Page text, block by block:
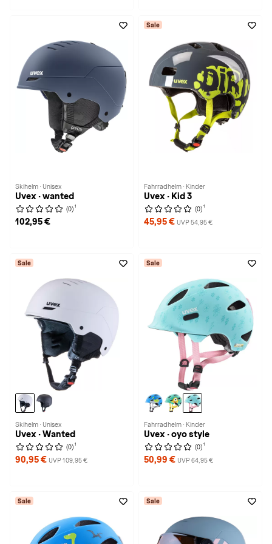
Skihelm · Unisex
Uvex · wanted
(0) 1
102,95 €
Sale
Fahrradhelm · Kinder
Uvex · Kid 3
(0) 1
45,95 € UVP 54,95 €
Sale
Skihelm · Unisex
Uvex · Wanted
(0) 1
90,95 € UVP 109,95 €
Sale
Fahrradhelm · Kinder
Uvex · oyo style
(0) 1
50,99 € UVP 64,95 €
Sale Sale